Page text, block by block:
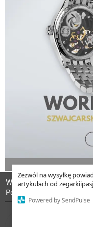
Zezwól na wysyłkę
artykułach od
Powered by SendPulse
W celu poprawienia
Pozostanie na stronie
cookies będą